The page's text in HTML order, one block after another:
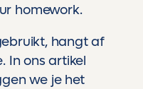
homework.
hangt af
Inons artikel
we je het